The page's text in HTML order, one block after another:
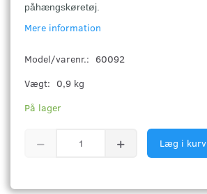
påhængskøretøj.
Mere information
Model/varenr.: 60092
Vægt: 0,9 kg
På lager
Læg i kurv